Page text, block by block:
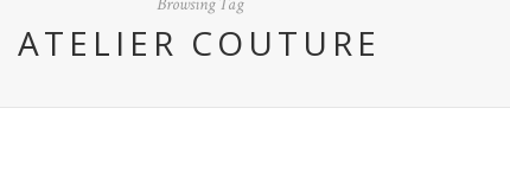
ATELIER COUTURE